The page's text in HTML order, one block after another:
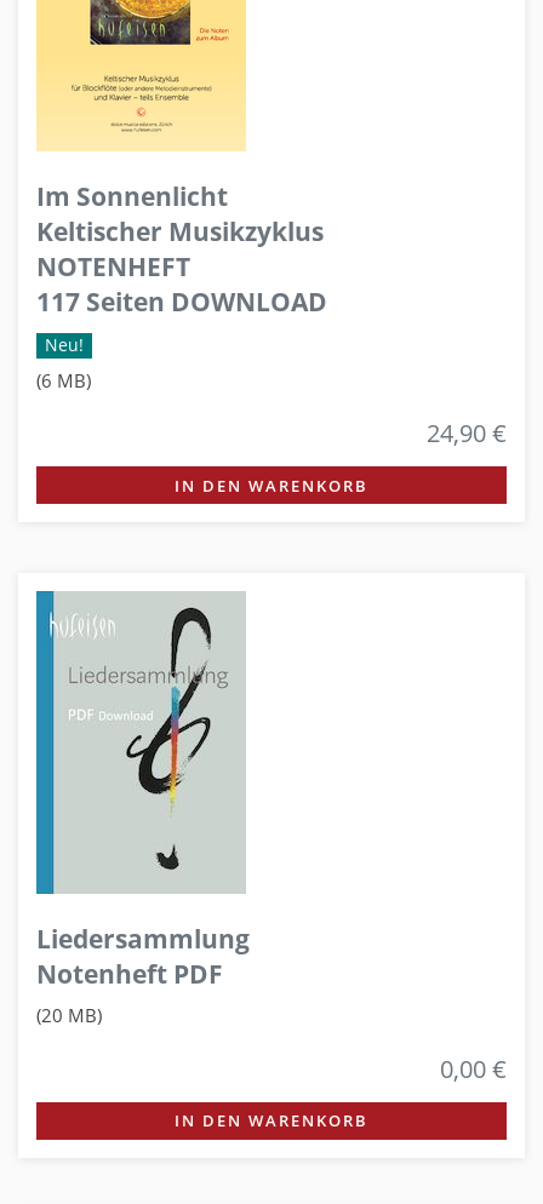
Im Sonnenlicht
Keltischer Musikzyklus
NOTENHEFT
117 Seiten DOWNLOAD
Neu!
(6 MB)
24,90 €
IN DEN WARENKORB
Liedersammlung
Notenheft PDF
(20 MB)
0,00 €
IN DEN WARENKORB